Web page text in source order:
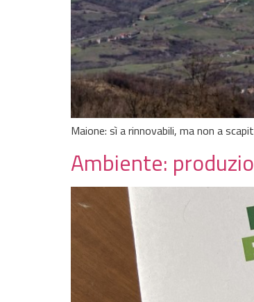
Maione: sì a rinnovabili, ma non a
Ambiente: